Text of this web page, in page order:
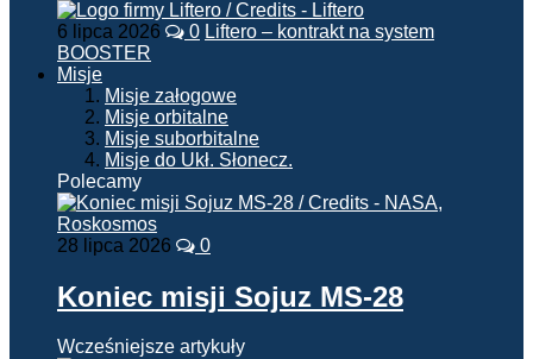
6 lipca 2026 0 Liftero – kontrakt na system
BOOSTER
Misje
Misje załogowe
Misje orbitalne
Misje suborbitalne
Misje do Ukł. Słonecz.
Polecamy
28 lipca 2026 0
Koniec misji Sojuz MS-28
Wcześniejsze artykuły